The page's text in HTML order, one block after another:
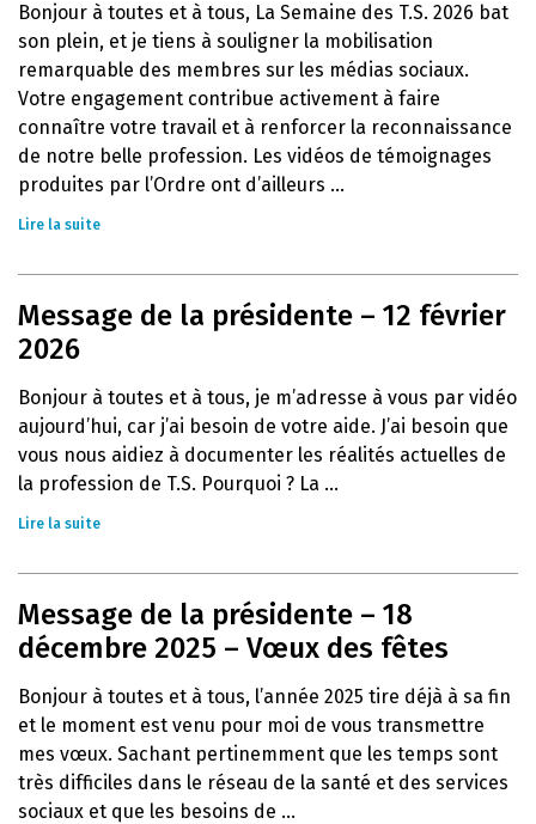
Bonjour à toutes et à tous, La Semaine des T.S. 2026 bat
son plein, et je tiens à souligner la mobilisation
remarquable des membres sur les médias sociaux.
Votre engagement contribue activement à faire
connaître votre travail et à renforcer la reconnaissance
de notre belle profession. Les vidéos de témoignages
produites par l’Ordre ont d’ailleurs ...
Lire la suite
Message de la présidente – 12 février
2026
Bonjour à toutes et à tous, je m’adresse à vous par vidéo
aujourd’hui, car j’ai besoin de votre aide. J’ai besoin que
vous nous aidiez à documenter les réalités actuelles de
la profession de T.S. Pourquoi ? La ...
Lire la suite
Message de la présidente – 18
décembre 2025 – Vœux des fêtes
Bonjour à toutes et à tous, l’année 2025 tire déjà à sa fin
et le moment est venu pour moi de vous transmettre
mes vœux. Sachant pertinemment que les temps sont
très difficiles dans le réseau de la santé et des services
sociaux et que les besoins de ...